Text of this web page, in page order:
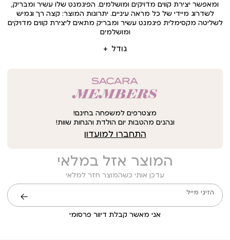
גודל
ומאפשר יצירת קווים מדויקים ומושלמים. הפיגמנט שלו עשיר ומבריק,
לשדרוג מיידי של כל מראה עיניים. יתרונות המוצר: קצה רך וגמיש
לשליטה מקסימלית פיגמנט עשיר ומבריק מתאים ליצירת קווים מדויקים
ומושלמים
מצטרפים למשפחה בחינם!
ונהנים מהטבות יום הולדת והנחות שוות!
התחברו למועדון
המוצר אזל במלאי
עדכן אותי כשהמוצר חזר למלאי
הזיני מייל
אני מאשר קבלת דיוור פרסומי
שליחה